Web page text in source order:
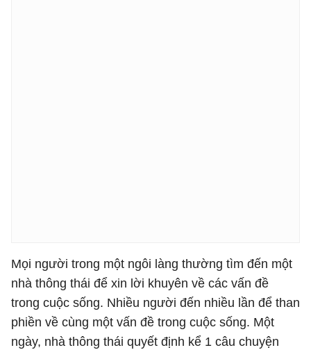
Mọi người trong một ngôi làng thường tìm đến một
nhà thông thái để xin lời khuyên về các vấn đề
trong cuộc sống. Nhiều người đến nhiều lần để than
phiền về cùng một vấn đề trong cuộc sống. Một
ngày, nhà thông thái quyết định kể 1 câu chuyện